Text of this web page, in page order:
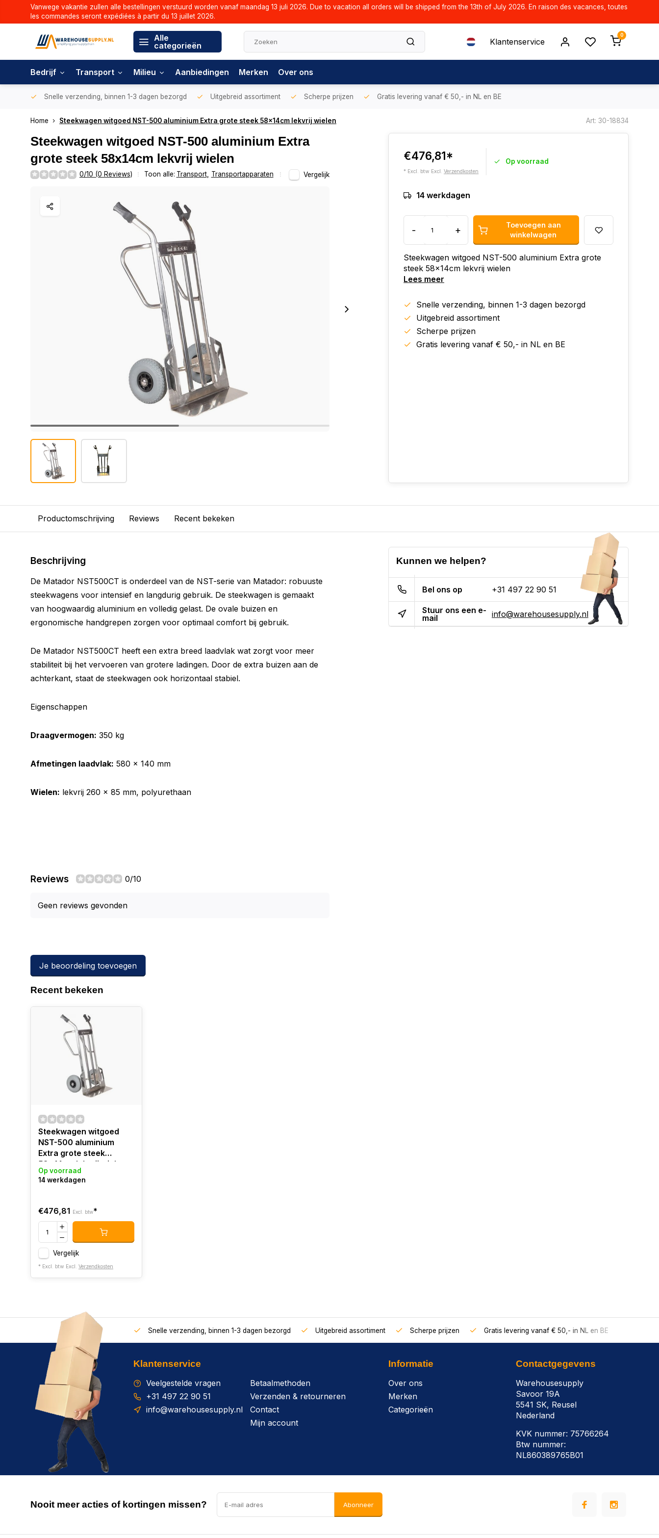
Vanwege vakantie zullen alle bestellingen verstuurd worden vanaf maandag 13 juli 2026. Due to vacation all orders will be shipped from the 13th of July 2026. En raison des vacances, toutes
les commandes seront expédiées à partir du 13 juillet 2026.
Alle
categorieën
Klantenservice
0
Bedrijf Transport Milieu Aanbiedingen Merken Over ons
Snelle verzending, binnen 1-3 dagen bezorgd Uitgebreid assortiment Scherpe prijzen Gratis levering vanaf € 50,- in NL en BE
Home Steekwagen witgoed NST-500 aluminium Extra grote steek 58x14cm lekvrij wielen Art: 30-18834
Steekwagen witgoed NST-500 aluminium Extra
grote steek 58x14cm lekvrij wielen
0/10 (0 Reviews) Toon alle: Transport, Transportapparaten Vergelijk
€476,81*
* Excl. btw Excl. Verzendkosten
Op voorraad
14 werkdagen
- +
Toevoegen aan
winkelwagen
Steekwagen witgoed NST-500 aluminium Extra grote
steek 58x14cm lekvrij wielen
Lees meer
Snelle verzending, binnen 1-3 dagen bezorgd
Uitgebreid assortiment
Scherpe prijzen
Gratis levering vanaf € 50,- in NL en BE
Productomschrijving Reviews Recent bekeken
Beschrijving
De Matador NST500CT is onderdeel van de NST-serie van Matador: robuuste
steekwagens voor intensief en langdurig gebruik. De steekwagen is gemaakt
van hoogwaardig aluminium en volledig gelast. De ovale buizen en
ergonomische handgrepen zorgen voor optimaal comfort bij gebruik.
De Matador NST500CT heeft een extra breed laadvlak wat zorgt voor meer
stabiliteit bij het vervoeren van grotere ladingen. Door de extra buizen aan de
achterkant, staat de steekwagen ook horizontaal stabiel.
Eigenschappen
Draagvermogen: 350 kg
Afmetingen laadvlak: 580 × 140 mm
Wielen: lekvrij 260 x 85 mm, polyurethaan
Reviews 0/10
Geen reviews gevonden
Je beoordeling toevoegen
Kunnen we helpen?
Bel ons op +31 497 22 90 51
Stuur ons een e-
mail
info@warehousesupply.nl
Recent bekeken
Steekwagen witgoed
NST-500 aluminium
Extra grote steek
58x14cm lekvrij wielen
Op voorraad
14 werkdagen
€476,81 Excl. btw*
Vergelijk
* Excl. btw Excl. Verzendkosten
Snelle verzending, binnen 1-3 dagen bezorgd Uitgebreid assortiment Scherpe prijzen Gratis levering vanaf € 50,- in NL en BE
Klantenservice
Veelgestelde vragen
+31 497 22 90 51
info@warehousesupply.nl
Betaalmethoden
Verzenden & retourneren
Contact
Mijn account
Informatie
Over ons
Merken
Categorieën
Contactgegevens
Warehousesupply
Savoor 19A
5541 SK, Reusel
Nederland
KVK nummer: 75766264
Btw nummer:
NL860389765B01
Nooit meer acties of kortingen missen? Abonneer